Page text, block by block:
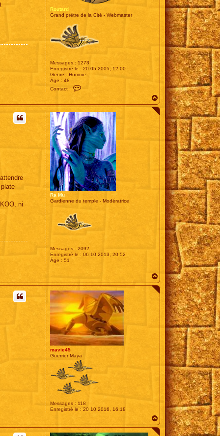
Routard
Grand prêtre de la Cité - Webmaster
Messages : 1273
Enregistré le : 20 05 2005, 12:00
Genre : Homme
Âge : 48
Contact :
t
c
t
e
r
R
o
u
t
a
r
a
u
Ra Mu
Gardienne du temple - Modératrice
Messages : 2092
Enregistré le : 06 10 2013, 20:52
Âge : 51
ni
a
u
mavie45
Guerrier Maya
Messages : 118
Enregistré le : 20 10 2016, 16:18
a
u